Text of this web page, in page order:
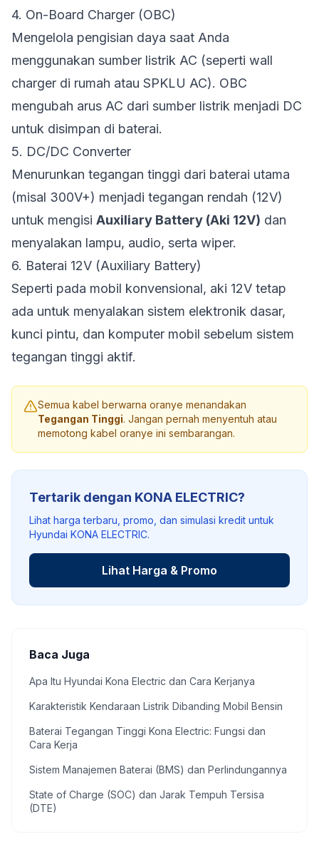
4. On-Board Charger (OBC)
Mengelola pengisian daya saat Anda
menggunakan sumber listrik AC (seperti wall
charger di rumah atau SPKLU AC). OBC
mengubah arus AC dari sumber listrik menjadi DC
untuk disimpan di baterai.
5. DC/DC Converter
Menurunkan tegangan tinggi dari baterai utama
(misal 300V+) menjadi tegangan rendah (12V)
untuk mengisi Auxiliary Battery (Aki 12V) dan
menyalakan lampu, audio, serta wiper.
6. Baterai 12V (Auxiliary Battery)
Seperti pada mobil konvensional, aki 12V tetap
ada untuk menyalakan sistem elektronik dasar,
kunci pintu, dan komputer mobil sebelum sistem
tegangan tinggi aktif.
Semua kabel berwarna oranye menandakan
Tegangan Tinggi. Jangan pernah menyentuh atau
memotong kabel oranye ini sembarangan.
Tertarik dengan KONA ELECTRIC?
Lihat harga terbaru, promo, dan simulasi kredit untuk
Hyundai KONA ELECTRIC.
Lihat Harga & Promo
Baca Juga
Apa Itu Hyundai Kona Electric dan Cara Kerjanya
Karakteristik Kendaraan Listrik Dibanding Mobil Bensin
Baterai Tegangan Tinggi Kona Electric: Fungsi dan
Cara Kerja
Sistem Manajemen Baterai (BMS) dan Perlindungannya
State of Charge (SOC) dan Jarak Tempuh Tersisa
(DTE)